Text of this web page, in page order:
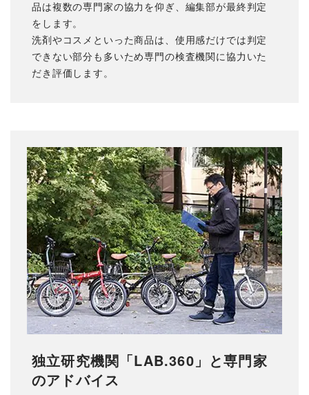
品は複数の専門家の協力を仰ぎ、編集部が最終判定
をします。
洗剤やコスメといった商品は、使用感だけでは判定
できない部分も多いため専門の検査機関に協力いた
だき評価します。
独立研究機関「LAB.360」と専門家
のアドバイス